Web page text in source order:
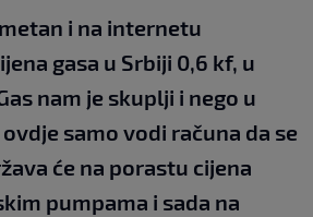
i na internetu
gasa u Srbiji 0,6 kf, u
nam je skuplji i nego u
samo vodi računa da se
će na porastu cijena
pumpama i sada na